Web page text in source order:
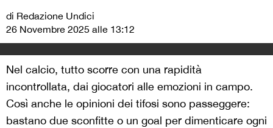
di Redazione Undici
26 Novembre 2025 alle 13:12
Nel calcio, tutto scorre con una rapidità
incontrollata, dai giocatori alle emozioni in campo.
Così anche le opinioni dei tifosi sono passeggere:
bastano due sconfitte o un goal per dimenticare ogni